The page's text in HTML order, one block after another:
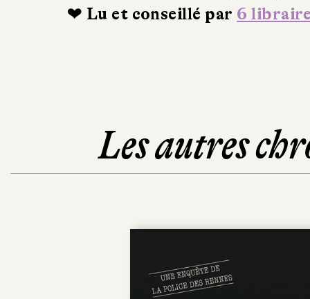
❤ Lu et conseillé par 6
Les autres